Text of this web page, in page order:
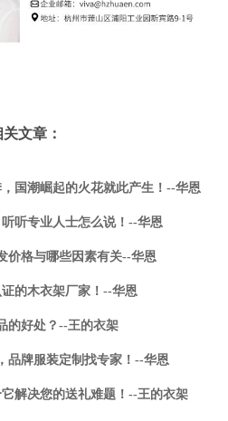
关文章：
国潮崛起的火花就此产生！--华恩
听专业人士怎么说！--华恩
价格与哪些因素有关--华恩
的木衣架厂家！--华恩
的好处？--王的衣架
品牌服装定制找专家！--华恩
解决您的送礼难题！--王的衣架